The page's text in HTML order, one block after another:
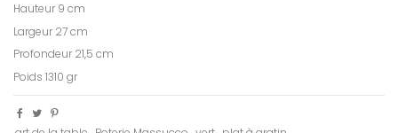
Hauteur 9 cm
Largeur 27 cm
Profondeur 21,5 cm
Poids 1310 gr